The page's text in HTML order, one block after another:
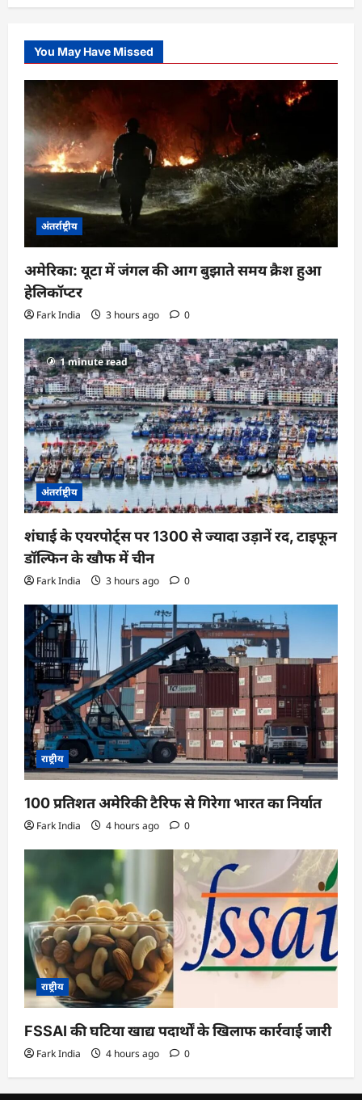
You May Have Missed
अंतर्राष्ट्रीय
अमेरिका: यूटा में जंगल की आग बुझाते समय क्रैश हुआ
हेलिकॉप्टर
Fark India 3 hours ago 0
1 minute read
अंतर्राष्ट्रीय
शंघाई के एयरपोर्ट्स पर 1300 से ज्यादा उड़ानें रद, टाइफून
डॉल्फिन के खौफ में चीन
Fark India 3 hours ago 0
राष्ट्रीय
100 प्रतिशत अमेरिकी टैरिफ से गिरेगा भारत का निर्यात
Fark India 4 hours ago 0
राष्ट्रीय
FSSAI की घटिया खाद्य पदार्थों के खिलाफ कार्रवाई जारी
Fark India 4 hours ago 0